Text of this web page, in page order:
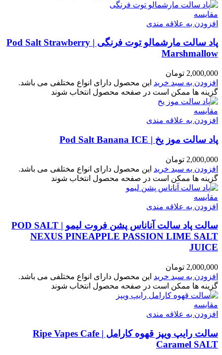
مقایسه
افزودن به علاقه مندی
پاد سالت مارشمالو توت فرنگی | Pod Salt Strawberry
Marshmallow
2,000,000 تومان
افزودن به سبد خرید این محصول دارای انواع مختلفی می باشد.
گزینه ها ممکن است در صفحه محصول انتخاب شوند
مقایسه
افزودن به علاقه مندی
پاد سالت موز یخ | Pod Salt Banana ICE
2,000,000 تومان
افزودن به سبد خرید این محصول دارای انواع مختلفی می باشد.
گزینه ها ممکن است در صفحه محصول انتخاب شوند
مقایسه
افزودن به علاقه مندی
سالت پاد سالت آناناس پشن فروت لیمو | POD SALT
NEXUS PINEAPPLE PASSION LIME SALT
JUICE
2,000,000 تومان
افزودن به سبد خرید این محصول دارای انواع مختلفی می باشد.
گزینه ها ممکن است در صفحه محصول انتخاب شوند
مقایسه
افزودن به علاقه مندی
سالت رایپ ویپز قهوه کارامل | Ripe Vapes Cafe
Caramel SALT